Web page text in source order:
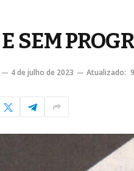
SEM
4 de julho de 2023 Atualizado: